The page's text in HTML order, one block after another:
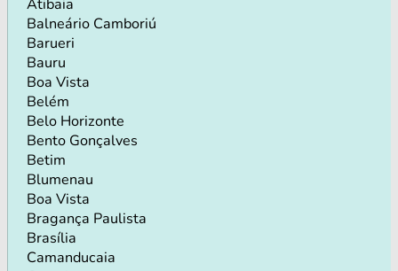
Atibaia
Balneário Camboriú
Barueri
Bauru
Boa Vista
Belém
Belo Horizonte
Bento Gonçalves
Betim
Blumenau
Boa Vista
Bragança Paulista
Brasília
Camanducaia